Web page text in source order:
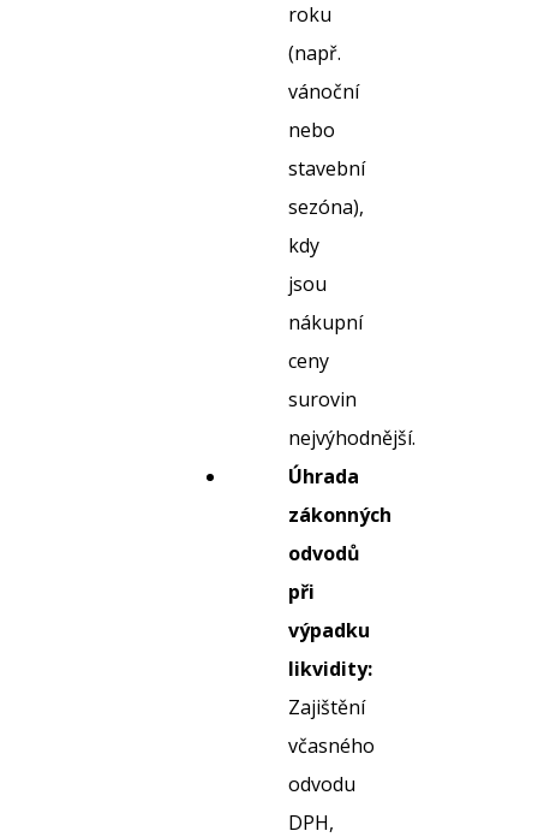
roku
(např.
vánoční
nebo
stavební
sezóna),
kdy
jsou
nákupní
ceny
surovin
nejvýhodnější.
Úhrada
zákonných
odvodů
při
výpadku
likvidity:
Zajištění
včasného
odvodu
DPH,